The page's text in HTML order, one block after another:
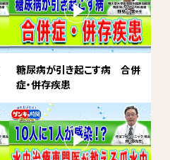
糖尿病が引き起こす病 合併
症・併存疾患